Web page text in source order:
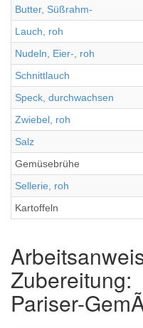
Butter, Süßrahm-
Lauch, roh
Nudeln, Eier-, roh
Schnittlauch
Speck, durchwachsen
Zwiebel, roh
Salz
Gemüsebrühe
Sellerie, roh
Kartoffeln
Zubereitung:
Pariser-